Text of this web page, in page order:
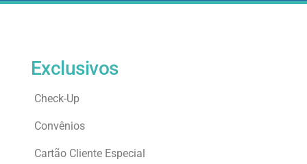
Exclusivos
Check-Up
Convênios
Cartão Cliente Especial